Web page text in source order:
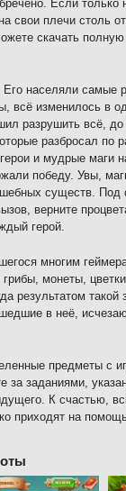
Если только
свои плечи столь
скачать
населяли самые
изменилось в
разрушить всё,
разбросал по
и мудрые маги
победу. Увы,
существ. Под
верните
герой.
многим
монеты,
результатом
в неё,
предметы с
за заданиями,
К счастью,
приходят на